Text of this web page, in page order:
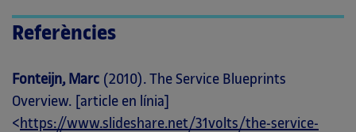
Referències
Fonteijn, Marc (2010). The Service Blueprints
Overview. [article en línia]
< https://www.slideshare.net/31volts/the-service-